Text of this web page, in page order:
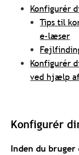
Konfigurér
Tips til
e-læser
Konfigurér
ved hjælp
Konfigurér
Inden du